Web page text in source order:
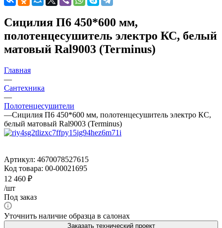
Сицилия П6 450*600 мм,
полотенцесушитель электро КС, белый
матовый Ral9003 (Terminus)
Главная
—
Сантехника
—
Полотенцесушители
—Сицилия П6 450*600 мм, полотенцесушитель электро КС,
белый матовый Ral9003 (Terminus)
Артикул: 4670078527615
Код товара: 00-00021695
12 460 ₽
/шт
Под заказ
Уточнить наличие образца в салонах
Заказать технический проект